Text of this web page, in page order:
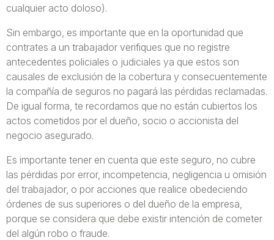
cualquier acto doloso).
Sin embargo, es importante que en la oportunidad que
contrates a un trabajador verifiques que no registre
antecedentes policiales o judiciales ya que estos son
causales de exclusión de la cobertura y consecuentemente
la compañía de seguros no pagará las pérdidas reclamadas.
De igual forma, te recordamos que no están cubiertos los
actos cometidos por el dueño, socio o accionista del
negocio asegurado.
Es importante tener en cuenta que este seguro, no cubre
las pérdidas por error, incompetencia, negligencia u omisión
del trabajador, o por acciones que realice obedeciendo
órdenes de sus superiores o del dueño de la empresa,
porque se considera que debe existir intención de cometer
del algún robo o fraude.